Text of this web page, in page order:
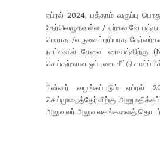
ஏப்ரல் 2024, பத்தாம் வகுப்பு
தேர்வெழுதவுள்ள / ஏற்கனவே
பெறாத /வருகைப்புரியாத
நாட்களில் சேவை மையத்திற்கு
செய்தற்கான ஒப்புகை சீட்டு
பின்னர் வழங்கப்படும் ஏப்ரல்
செய்முறைத்தேர்விற்கு
அலுவலர் அலுவலகங்களைத்